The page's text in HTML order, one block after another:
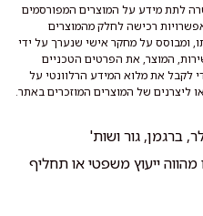
לתת מידע על המוצרים המפורסמים
רכישה לחלק מהמוצרים
ומבוסס על מחקר אישי שנערך על ידי
המוצר, את הפרטים הטכניים
לקבל את מלוא המידע הרלוונטי על
ליצרנים של המוצרים המוזכרים באתר.
ייעוץ משפטי או תחליף